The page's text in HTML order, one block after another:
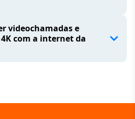
videochamadas e
com a internet da